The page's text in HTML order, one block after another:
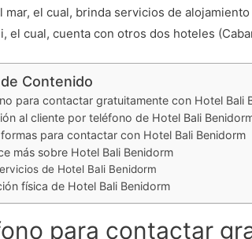
mar, el cual, brinda servicios de
el cual, cuenta con otros dos hoteles
Contenido
para contactar gratuitamente con Hotel Bali
al cliente por teléfono de Hotel Bali
para contactar con Hotel Bali Benidorm
más sobre Hotel Bali Benidorm
de Hotel Bali Benidorm
física de Hotel Bali Benidorm
para contactar